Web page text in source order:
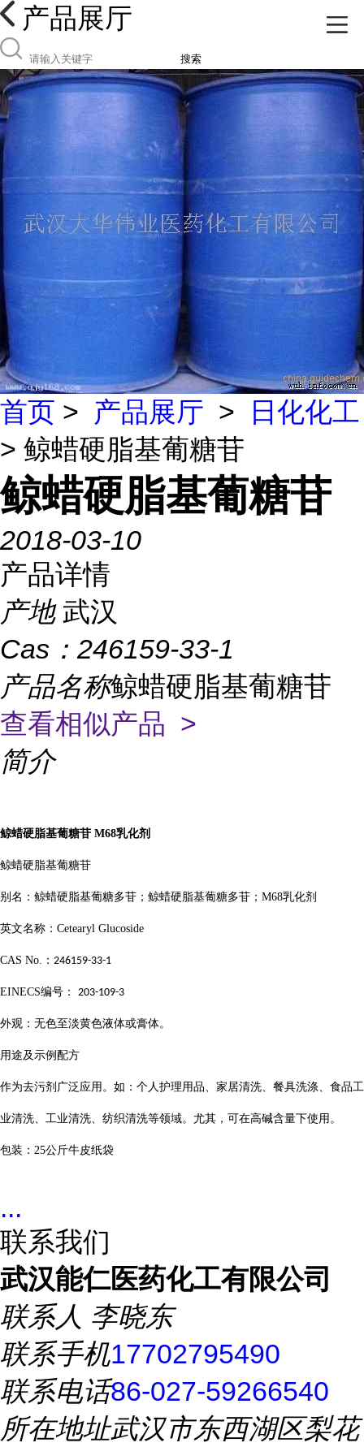
产品展厅
搜索
首页 > 产品展厅 >
日化化工
> 鲸蜡硬脂基葡糖苷
鲸蜡硬脂基葡糖苷
2018-03-10
产品详情
产地 武汉
Cas： 246159-33-1
产品名称鲸蜡硬脂基葡糖苷
查看相似产品 >
简介
鲸蜡硬脂基葡糖苷 M68乳化剂
鲸蜡硬脂基葡糖苷
别名：鲸蜡硬脂基葡糖多苷；鲸蜡硬脂基葡糖多苷； M68乳化剂
英文名称： Cetearyl Glucoside
CAS No. ： 246159-33-1
EINECS编号： 203-109-3
外观：无色至淡黄色液体或膏体。
用途及示例配方
作为去污剂广泛应用。如：个人护理用品、家居清洗、餐具洗涤、食品工
业清洗、工业清洗、纺织清洗等领域。尤其，可在高碱含量下使用。
包装： 25公斤牛皮纸袋
...
联系我们
武汉能仁医药化工有限公司
联系人 李晓东
联系手机17702795490
联系电话86-027-59266540
所在地址武汉市东西湖区梨花